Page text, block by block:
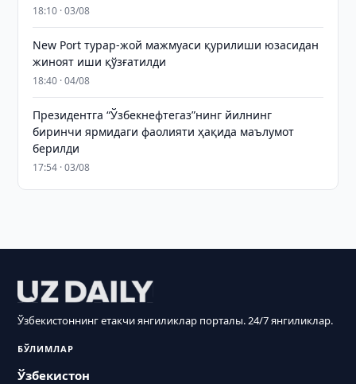
18:10 · 03/08
New Port турар-жой мажмуаси қурилиши юзасидан
жиноят иши қўзғатилди
18:40 · 04/08
Президентга “Ўзбекнефтегаз”нинг йилнинг
биринчи ярмидаги фаолияти ҳақида маълумот
берилди
17:54 · 03/08
Ўзбекистоннинг етакчи янгиликлар порталы. 24/7 янгиликлар.
БЎЛИМЛАР
Ўзбекистон